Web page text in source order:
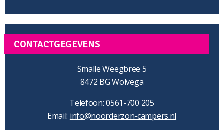
CONTACTGEGEVENS
Smalle Weegbree 5
8472 BG Wolvega
Telefoon: 0561-700 205
Email: info@noorderzon-campers.nl